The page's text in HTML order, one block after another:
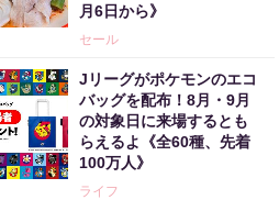
月6日から》
セール
Jリーグがポケモンのエコ
バッグを配布！8月・9月
の対象日に来場するとも
らえるよ《全60種、先着
100万人》
ライフ